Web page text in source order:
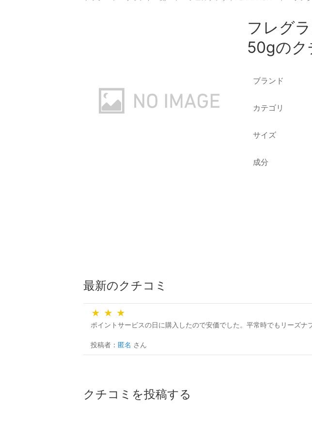
フレグ
50gのク
ブランド
カテゴリ
サイズ
成分
最新のクチコミ
★ ★ ★
ポイントサービスの日に購入したので安価でした。平常時でもリーズナ
投稿者： 匿名 さん
クチコミを投稿する